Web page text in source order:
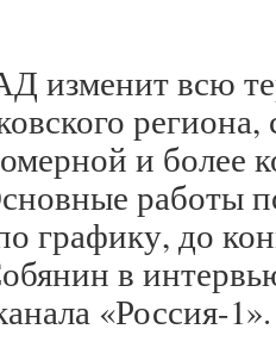
изменит всю
региона,
и более
работы
графику, до
в
«Россия-1».